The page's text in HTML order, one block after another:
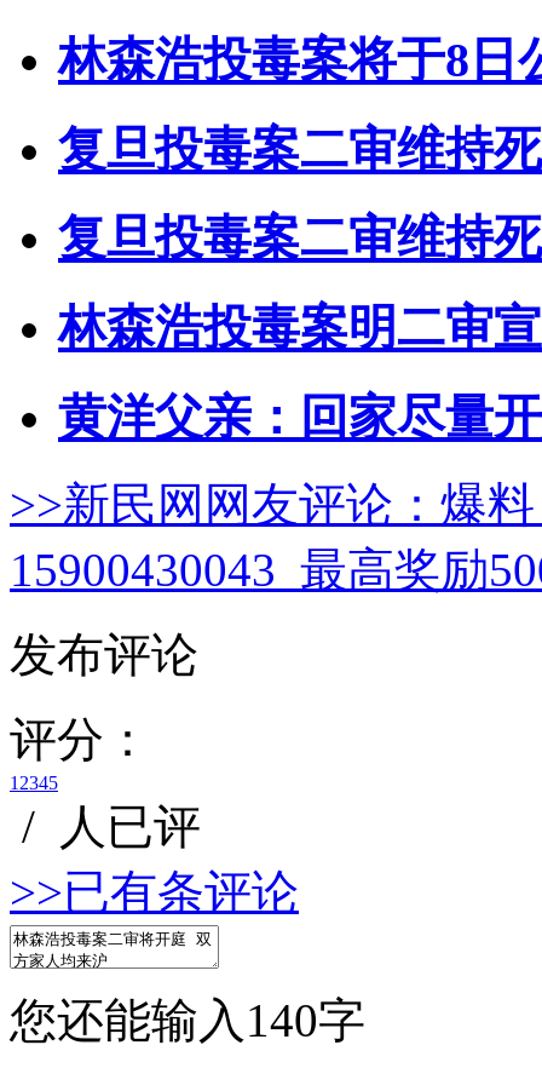
林森浩投毒案将于8日
复旦投毒案二审维持
复旦投毒案二审维持
林森浩投毒案明二审
黄洋父亲：回家尽量
>>新民网网友评论： 爆
15900430043 最高奖励
发布评论
评分：
12345
/
人已评
>>已有条评论
您还能输入 140字